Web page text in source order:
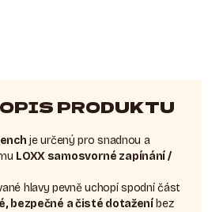
PRODUKTU
je určený pro snadnou a
LOXX samosvorné zapínání /
hlavy pevně uchopí spodní část
bezpečné a čisté dotaženíbez